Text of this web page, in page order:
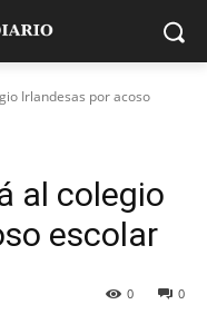
Irlandesas por acoso
al colegio
escolar
0
0